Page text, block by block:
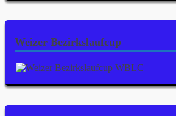
Weizer Bezirkslaufcup